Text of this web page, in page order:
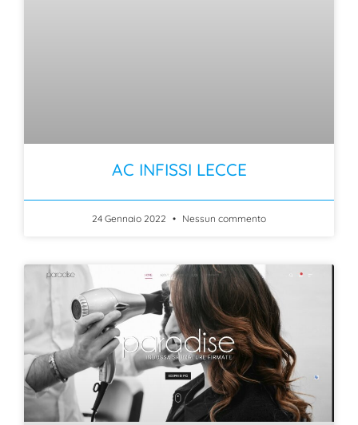
AC INFISSI LECCE
24 Gennaio 2022 Nessun commento